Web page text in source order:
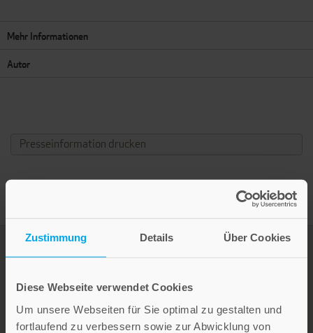
Zustimmung Details Über Cookies
Diese Webseite verwendet Cookies
Um unsere Webseiten für Sie optimal zu gestalten und
fortlaufend zu verbessern sowie zur Abwicklung von
Mehr Informationen
Autor
Presseinformation drucken